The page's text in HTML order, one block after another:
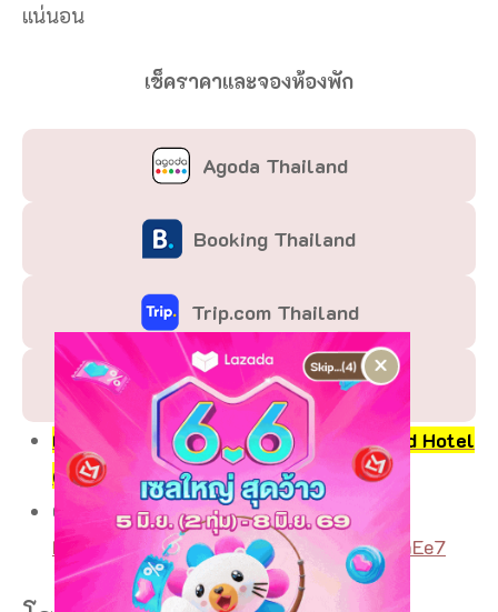
แน่นอน
เช็คราคาและจองห้องพัก
Agoda Thailand
Booking Thailand
Trip.com Thailand
Klook Thailand
เช็คราคาและจองห้องพักได้ที่ Major Grand Hotel
(SHA Extra Plus)
Google Map :
https://goo.gl/maps/QphAZb1Hk6bCrnEe7
×